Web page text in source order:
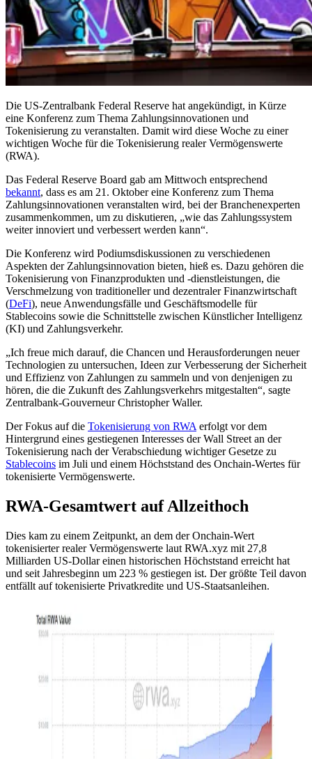
Die US-Zentralbank Federal Reserve hat angekündigt, in Kürze
eine Konferenz zum Thema Zahlungsinnovationen und
Tokenisierung zu veranstalten. Damit wird diese Woche zu einer
wichtigen Woche für die Tokenisierung realer Vermögenswerte
(RWA).
Das Federal Reserve Board gab am Mittwoch entsprechend
bekannt, dass es am 21. Oktober eine Konferenz zum Thema
Zahlungsinnovationen veranstalten wird, bei der Branchenexperten
zusammenkommen, um zu diskutieren, „wie das Zahlungssystem
weiter innoviert und verbessert werden kann“.
Die Konferenz wird Podiumsdiskussionen zu verschiedenen
Aspekten der Zahlungsinnovation bieten, hieß es. Dazu gehören die
Tokenisierung von Finanzprodukten und -dienstleistungen, die
Verschmelzung von traditioneller und dezentraler Finanzwirtschaft
(DeFi), neue Anwendungsfälle und Geschäftsmodelle für
Stablecoins sowie die Schnittstelle zwischen Künstlicher Intelligenz
(KI) und Zahlungsverkehr.
„Ich freue mich darauf, die Chancen und Herausforderungen neuer
Technologien zu untersuchen, Ideen zur Verbesserung der Sicherheit
und Effizienz von Zahlungen zu sammeln und von denjenigen zu
hören, die die Zukunft des Zahlungsverkehrs mitgestalten“, sagte
Zentralbank-Gouverneur Christopher Waller.
Der Fokus auf die Tokenisierung von RWA erfolgt vor dem
Hintergrund eines gestiegenen Interesses der Wall Street an der
Tokenisierung nach der Verabschiedung wichtiger Gesetze zu
Stablecoins im Juli und einem Höchststand des Onchain-Wertes für
tokenisierte Vermögenswerte.
RWA-Gesamtwert auf Allzeithoch
Dies kam zu einem Zeitpunkt, an dem der Onchain-Wert
tokenisierter realer Vermögenswerte laut RWA.xyz mit 27,8
Milliarden US-Dollar einen historischen Höchststand erreicht hat
und seit Jahresbeginn um 223 % gestiegen ist. Der größte Teil davon
entfällt auf tokenisierte Privatkredite und US-Staatsanleihen.